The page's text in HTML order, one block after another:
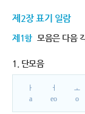
제2장 표기 일람
제1항 모음은 다음
1. 단모음
ㅏ
a
ㅓ
eo
ㅗ
o